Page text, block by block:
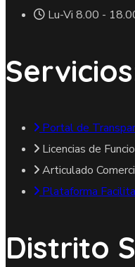
Lu-Vi 8.00 -
Portal de
Licencias de
Articulado
Plataforma Facilita
Distrito